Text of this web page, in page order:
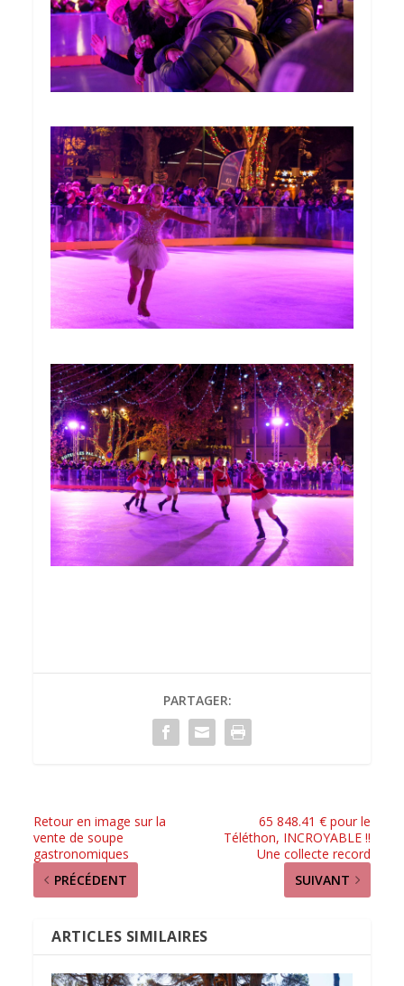
PARTAGER:
Retour en image sur la
vente de soupe
gastronomiques
PRÉCÉDENT
65 848.41 € pour le
Téléthon, INCROYABLE !!
Une collecte record
SUIVANT
ARTICLES SIMILAIRES